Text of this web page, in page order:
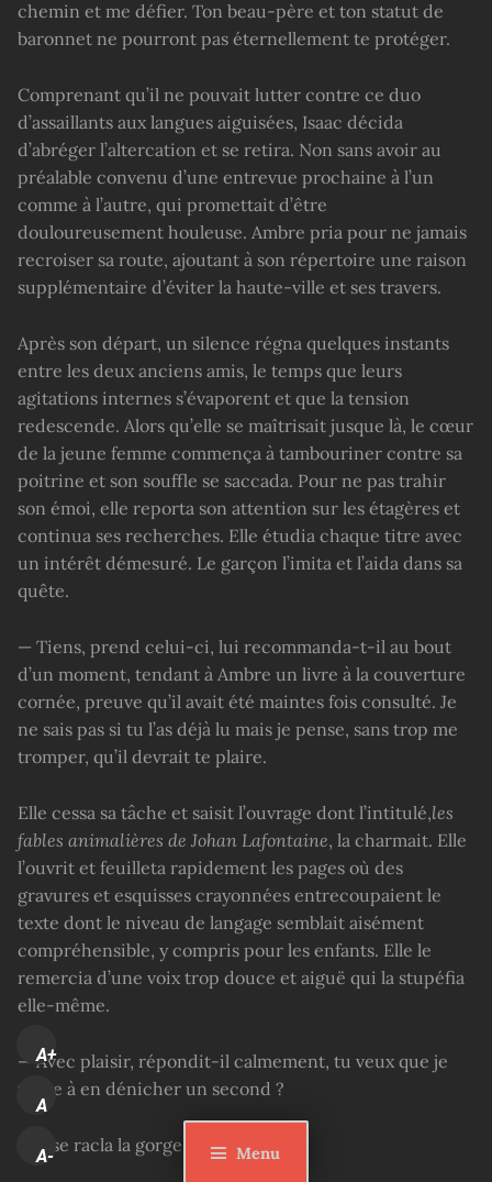
Menu
chemin et me défier. Ton beau-père et ton statut de
baronnet ne pourront pas éternellement te protéger.
Comprenant qu’il ne pouvait lutter contre ce duo
d’assaillants aux langues aiguisées, Isaac décida
d’abréger l’altercation et se retira. Non sans avoir au
préalable convenu d’une entrevue prochaine à l’un
comme à l’autre, qui promettait d’être
douloureusement houleuse. Ambre pria pour ne jamais
recroiser sa route, ajoutant à son répertoire une raison
supplémentaire d’éviter la haute-ville et ses travers.
Après son départ, un silence régna quelques instants
entre les deux anciens amis, le temps que leurs
agitations internes s’évaporent et que la tension
redescende. Alors qu’elle se maîtrisait jusque là, le cœur
de la jeune femme commença à tambouriner contre sa
poitrine et son souffle se saccada. Pour ne pas trahir
son émoi, elle reporta son attention sur les étagères et
continua ses recherches. Elle étudia chaque titre avec
un intérêt démesuré. Le garçon l’imita et l’aida dans sa
quête.
— Tiens, prend celui-ci, lui recommanda-t-il au bout
d’un moment, tendant à Ambre un livre à la couverture
cornée, preuve qu’il avait été maintes fois consulté. Je
ne sais pas si tu l’as déjà lu mais je pense, sans trop me
tromper, qu’il devrait te plaire.
Elle cessa sa tâche et saisit l’ouvrage dont l’intitulé,les
fables animalières de Johan Lafontaine, la charmait. Elle
l’ouvrit et feuilleta rapidement les pages où des
gravures et esquisses crayonnées entrecoupaient le
texte dont le niveau de langage semblait aisément
compréhensible, y compris pour les enfants. Elle le
remercia d’une voix trop douce et aiguë qui la stupéfia
elle-même.
— Avec plaisir, répondit-il calmement, tu veux que je
t’aide à en dénicher un second ?
Elle se racla la gorge puis déclina.
A+
A
A-